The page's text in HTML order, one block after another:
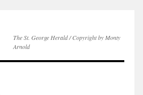
The St. George Herald / Copyright by Monty
Arnold